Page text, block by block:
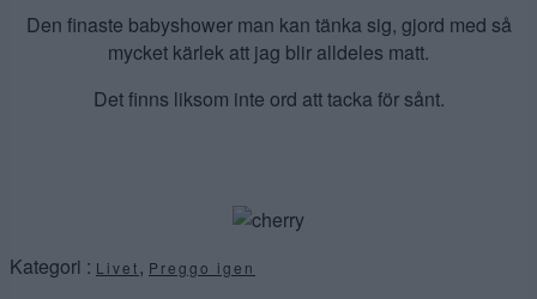
Den finaste babyshower man kan tänka sig, gjord med så
mycket kärlek att jag blir alldeles matt.
Det finns liksom inte ord att tacka för sånt.
Kategori : Livet, Preggo igen